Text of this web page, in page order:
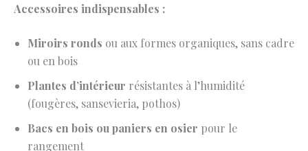
Accessoires indispensables :
Miroirs ronds ou aux formes organiques, sans cadre
ou en bois
Plantes d’intérieur résistantes à l’humidité
(fougères, sansevieria, pothos)
Bacs en bois ou paniers en osier pour le
rangement